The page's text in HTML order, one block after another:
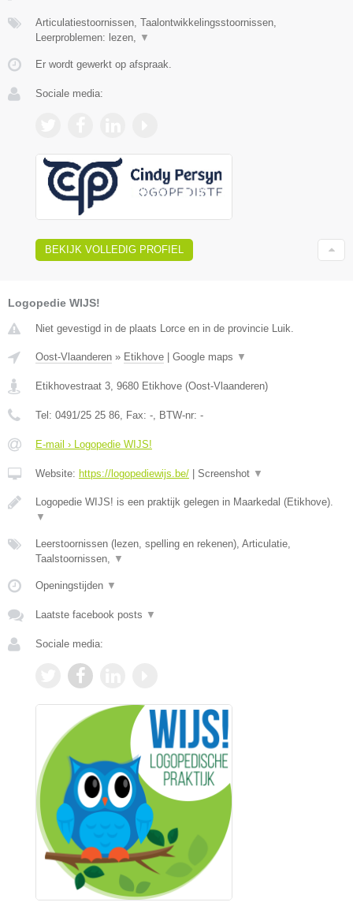
Articulatiestoornissen, Taalontwikkelingsstoornissen,
Leerproblemen: lezen,
▼
Er wordt gewerkt op afspraak.
Sociale media:
BEKIJK VOLLEDIG PROFIEL
Logopedie WIJS!
Niet gevestigd in de plaats Lorce en in de provincie Luik.
Oost-Vlaanderen » Etikhove Google maps ▼
Etikhovestraat 3, 9680 Etikhove (Oost-Vlaanderen)
Tel: 0491/25 25 86, Fax: -, BTW-nr: -
E-mail › Logopedie WIJS!
Website: https://logopediewijs.be/ Screenshot ▼
Logopedie WIJS! is een praktijk gelegen in Maarkedal (Etikhove).
▼
Leerstoornissen (lezen, spelling en rekenen), Articulatie,
Taalstoornissen, ▼
Openingstijden ▼
Laatste facebook posts ▼
Sociale media: